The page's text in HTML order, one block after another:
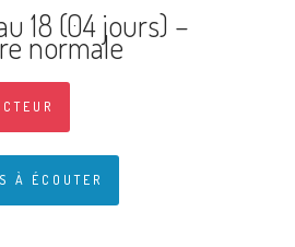
18 (04 jours) –
normale
À ÉCOUTER